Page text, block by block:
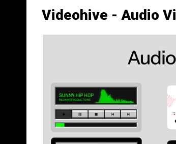
Videohive - Audio